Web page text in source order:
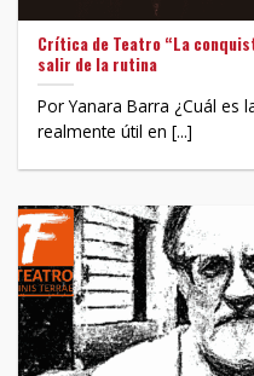
Crítica de Teatro “La
salir de la rutina
Por Yanara Barra ¿Cuál es
realmente útil en [...]